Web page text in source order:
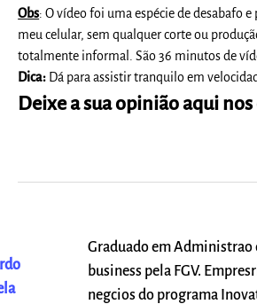
Obs:O vídeo foi uma espécie de desabafo
meu celular, sem qualquer corte ou
totalmente informal. São 36 minutos de
Dica: Dá para assistir tranquilo em
Deixe a sua opinião aqui
Graduado em Administrao
business pela FGV.
negcios do programa